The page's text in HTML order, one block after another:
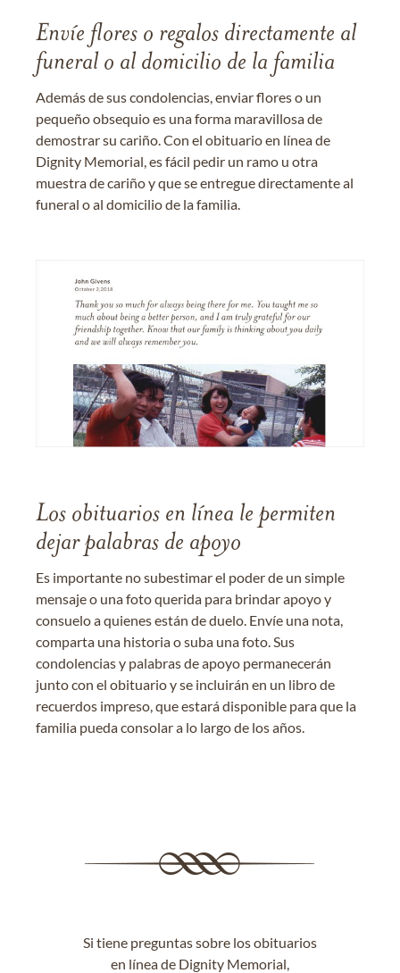
Envíe flores o regalos directamente al
funeral o al domicilio de la familia
Además de sus condolencias, enviar flores o un
pequeño obsequio es una forma maravillosa de
demostrar su cariño. Con el obituario en línea de
Dignity Memorial, es fácil pedir un ramo u otra
muestra de cariño y que se entregue directamente al
funeral o al domicilio de la familia.
Los obituarios en línea le permiten
dejar palabras de apoyo
Es importante no subestimar el poder de un simple
mensaje o una foto querida para brindar apoyo y
consuelo a quienes están de duelo. Envíe una nota,
comparta una historia o suba una foto. Sus
condolencias y palabras de apoyo permanecerán
junto con el obituario y se incluirán en un libro de
recuerdos impreso, que estará disponible para que la
familia pueda consolar a lo largo de los años.
Si tiene preguntas sobre los obituarios
en línea de Dignity Memorial,